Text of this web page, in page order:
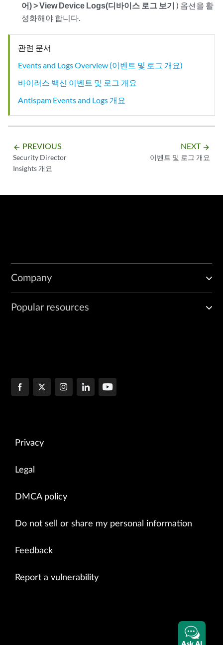
어) > View Device Logs(디바이스 로그 보기 ) 옵션을 활
성화해야 합니다.
관련 문서
Events and Logs Overview (이벤트 및 로그 개요)
바이러스 백신 이벤트 및 로그 개요
Antispam Events and Logs 개요
arrow_backward PREVIOUS
Security Director
Insights 개요
NEXT arrow_forward
이벤트 및 로그 개요
Company
Popular resources
Privacy
Legal
DMCA policy
Do not sell or share my personal information
Feedback
Report a vulnerability
Ask AI